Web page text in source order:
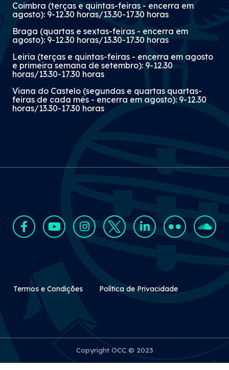
Coimbra (terças e quintas-feiras - encerra em
agosto): 9-12.30 horas/13.30-17.30 horas
Braga (quartas e sextas-feiras - encerra em
agosto): 9-12.30 horas/13.30-17.30 horas
Leiria (terças e quintas-feiras - encerra em agosto
e primeira semana de setembro): 9-12.30
horas/13.30-17.30 horas
Viana do Castelo (segundas e quartas quartas-
feiras de cada mês - encerra em agosto): 9-12.30
horas/13.30-17.30 horas
Rodapé Secundário
Termos e Condições Política de Privacidade
Copyright OCC © 2023